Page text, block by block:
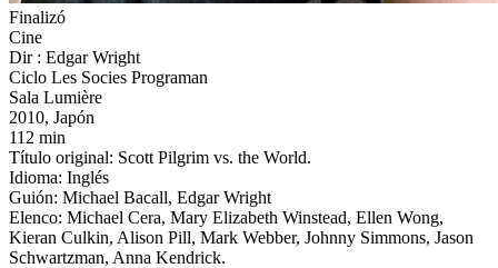
Finalizó
Cine
Dir : Edgar Wright
Ciclo Les Socies Programan
Sala Lumière
2010, Japón
112 min
Título original: Scott Pilgrim vs. the World.
Idioma: Inglés
Guión: Michael Bacall, Edgar Wright
Elenco: Michael Cera, Mary Elizabeth Winstead, Ellen Wong,
Kieran Culkin, Alison Pill, Mark Webber, Johnny Simmons, Jason
Schwartzman, Anna Kendrick.